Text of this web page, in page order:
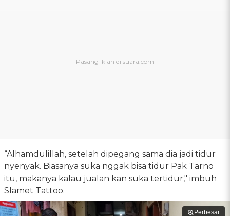
“Alhamdulillah, setelah dipegang sama dia jadi tidur
nyenyak. Biasanya suka nggak bisa tidur Pak Tarno
itu, makanya kalau jualan kan suka tertidur," imbuh
Slamet Tattoo.
Perbesar